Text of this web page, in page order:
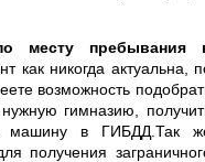
месту пребывания
как никогда актуальна,
возможность
гимназию,
машину в ГИБДД.Так
получения